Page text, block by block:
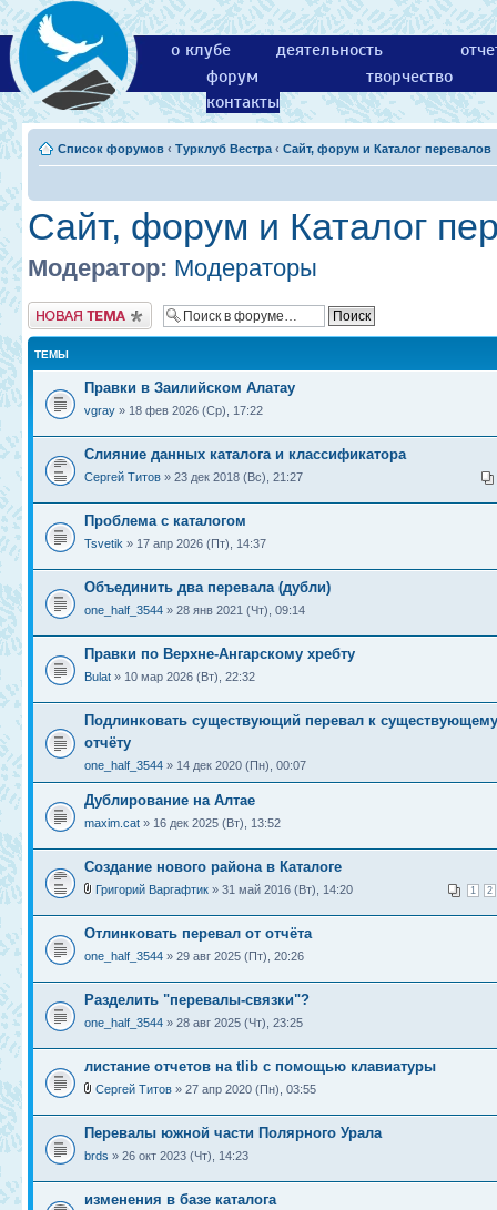
о клубе деятельность
форум
творчество
контакты
Список форумов ‹ Турклуб Вестра ‹ Сайт, форум и Каталог перевалов
Сайт, форум и Каталог
Модератор: Модераторы
Новая тема
ТЕМЫ
Правки в Заилийском Алатау
vgray » 18 фев 2026 (Ср), 17:22
Слияние данных каталога и классификатора
Сергей Титов » 23 дек 2018 (Вс), 21:27
Проблема с каталогом
Tsvetik » 17 апр 2026 (Пт), 14:37
Объединить два перевала (дубли)
one_half_3544 » 28 янв 2021 (Чт), 09:14
Правки по Верхне-Ангарскому хребту
Bulat » 10 мар 2026 (Вт), 22:32
Подлинковать существующий перевал к существующему
отчёту
one_half_3544 » 14 дек 2020 (Пн), 00:07
Дублирование на Алтае
maxim.cat » 16 дек 2025 (Вт), 13:52
Создание нового района в Каталоге
1 2
Григорий Варгафтик » 31 май 2016 (Вт), 14:20
Отлинковать перевал от отчёта
one_half_3544 » 29 авг 2025 (Пт), 20:26
Разделить "перевалы-связки"?
one_half_3544 » 28 авг 2025 (Чт), 23:25
листание отчетов на tlib с помощью клавиатуры
Сергей Титов » 27 апр 2020 (Пн), 03:55
Перевалы южной части Полярного Урала
brds » 26 окт 2023 (Чт), 14:23
изменения в базе каталога